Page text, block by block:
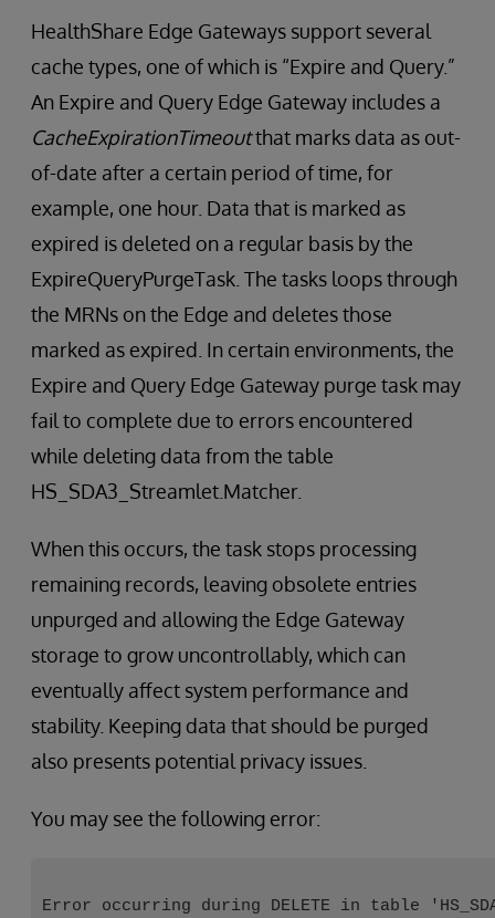
HealthShare Edge Gateways support several
cache types, one of which is “Expire and Query.”
An Expire and Query Edge Gateway includes a
CacheExpirationTimeoutthat marks data as out-
of-date after a certain period of time, for
example, one hour. Data that is marked as
expired is deleted on a regular basis by the
ExpireQueryPurgeTask. The tasks loops through
the MRNs on the Edge and deletes those
marked as expired. In certain environments, the
Expire and Query Edge Gateway purge task may
fail to complete due to errors encountered
while deleting data from the table
HS_SDA3_Streamlet.Matcher.
When this occurs, the task stops processing
remaining records, leaving obsolete entries
unpurged and allowing the Edge Gateway
storage to grow uncontrollably, which can
eventually affect system performance and
stability. Keeping data that should be purged
also presents potential privacy issues.
You may see the following error:
Error occurring during DELETE in table